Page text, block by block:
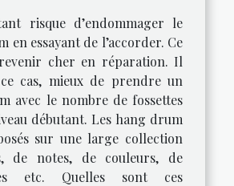
risque d’endommager le
en essayant de l’accorder. Ce
cher en réparation. Il
cas, mieux de prendre un
avec le nombre de fossettes
débutant. Les hang drum
sur une large collection
de notes, de couleurs, de
etc. Quelles sont ces